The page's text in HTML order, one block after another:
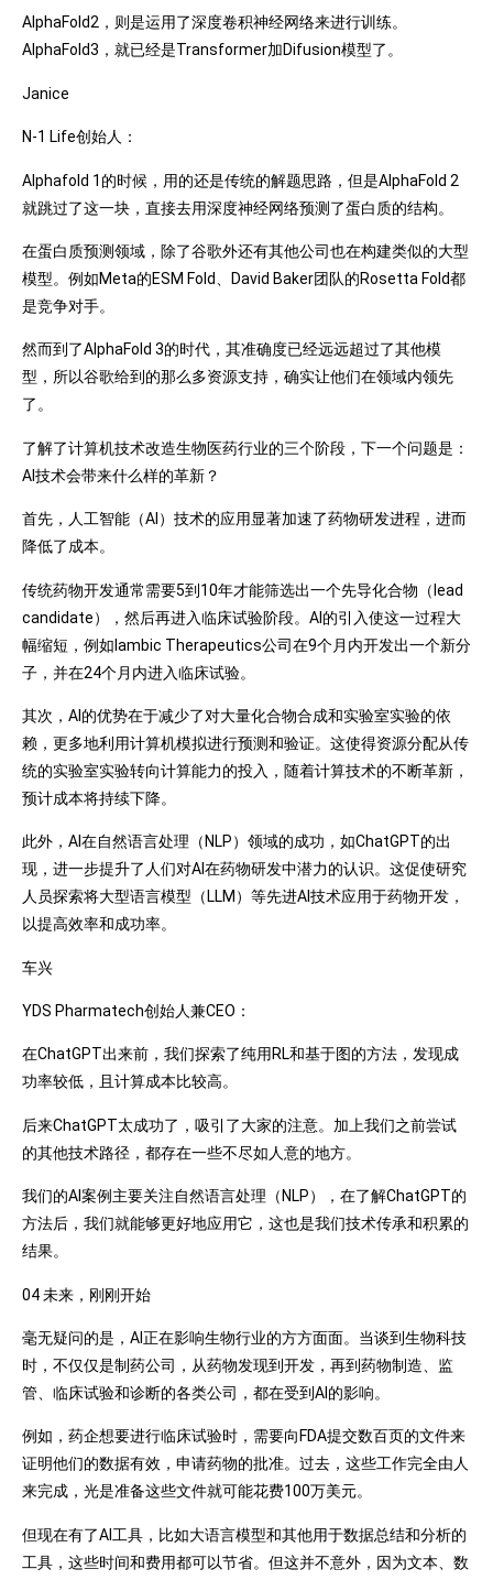
AlphaFold2，则是运用了深度卷积神经网络来进行训练。
AlphaFold3，就已经是Transformer加Difusion模型了。
Janice
N-1 Life创始人：
Alphafold 1的时候，用的还是传统的解题思路，但是AlphaFold 2
就跳过了这一块，直接去用深度神经网络预测了蛋白质的结构。
在蛋白质预测领域，除了谷歌外还有其他公司也在构建类似的大型
模型。例如Meta的ESM Fold、David Baker团队的Rosetta Fold都
是竞争对手。
然而到了AlphaFold 3的时代，其准确度已经远远超过了其他模
型，所以谷歌给到的那么多资源支持，确实让他们在领域内领先
了。
了解了计算机技术改造生物医药行业的三个阶段，下一个问题是：
AI技术会带来什么样的革新？
首先，人工智能（AI）技术的应用显著加速了药物研发进程，进而
降低了成本。
传统药物开发通常需要5到10年才能筛选出一个先导化合物（lead
candidate），然后再进入临床试验阶段。AI的引入使这一过程大
幅缩短，例如Iambic Therapeutics公司在9个月内开发出一个新分
子，并在24个月内进入临床试验。
其次，AI的优势在于减少了对大量化合物合成和实验室实验的依
赖，更多地利用计算机模拟进行预测和验证。这使得资源分配从传
统的实验室实验转向计算能力的投入，随着计算技术的不断革新，
预计成本将持续下降。
此外，AI在自然语言处理（NLP）领域的成功，如ChatGPT的出
现，进一步提升了人们对AI在药物研发中潜力的认识。这促使研究
人员探索将大型语言模型（LLM）等先进AI技术应用于药物开发，
以提高效率和成功率。
车兴
YDS Pharmatech创始人兼CEO：
在ChatGPT出来前，我们探索了纯用RL和基于图的方法，发现成
功率较低，且计算成本比较高。
后来ChatGPT太成功了，吸引了大家的注意。加上我们之前尝试
的其他技术路径，都存在一些不尽如人意的地方。
我们的AI案例主要关注自然语言处理（NLP），在了解ChatGPT的
方法后，我们就能够更好地应用它，这也是我们技术传承和积累的
结果。
04 未来，刚刚开始
毫无疑问的是，AI正在影响生物行业的方方面面。当谈到生物科技
时，不仅仅是制药公司，从药物发现到开发，再到药物制造、监
管、临床试验和诊断的各类公司，都在受到AI的影响。
例如，药企想要进行临床试验时，需要向FDA提交数百页的文件来
证明他们的数据有效，申请药物的批准。过去，这些工作完全由人
来完成，光是准备这些文件就可能花费100万美元。
但现在有了AI工具，比如大语言模型和其他用于数据总结和分析的
工具，这些时间和费用都可以节省。但这并不意外，因为文本、数